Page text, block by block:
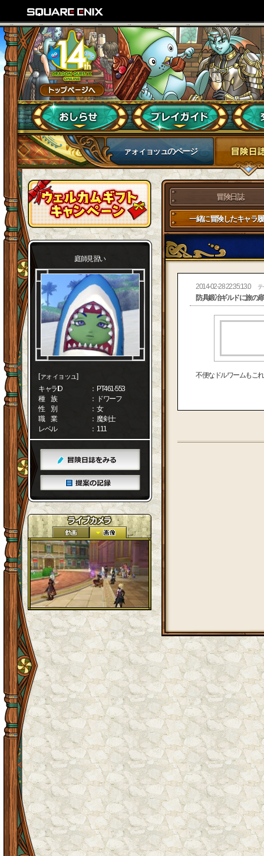
ァォィョッュのページ
庭師見習い
[ァォィョッュ]
キャラID
： PT461-553
種 族
： ドワーフ
性 別
： 女
職 業
： 魔剣士
レベル
： 111
冒険日誌
一緒に冒険したキャラ
2014-02-28 22:35:13.0 テ
防具鍛冶ギルドに旅の
不便なドルワームもこ